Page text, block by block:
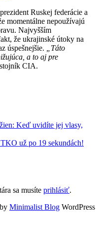
Ruskej federácie a
momentálne nepoužívajú
Najvyšším
že ukrajinské útoky na
úspešnejšie.
„Táto
a to aj pre
CIA.
Keď uvidíte jej vlasy,
už po 19 sekundách!
sa musíte prihlásiť.
Minimalist Blog WordPress